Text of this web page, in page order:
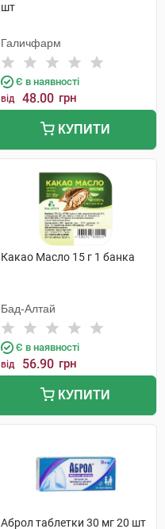
шт
Галичфарм
Є в наявності
від 48.00 грн
КУПИТИ
Какао Масло 15 г 1 банка
Бад-Алтай
Є в наявності
від 56.90 грн
КУПИТИ
Аброл таблетки 30 мг 20 шт